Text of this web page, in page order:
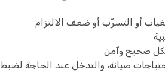
أو التسرّب أو ضعف الالتزام
صحيح وآمن
صيانة، والتدخل عند الحاجة لضبط